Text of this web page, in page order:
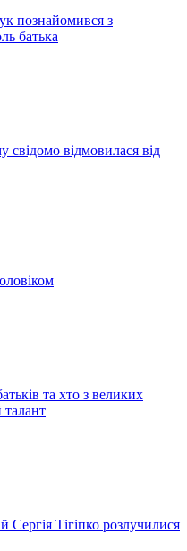
познайомився з
батька
свідомо відмовилася від
та хто з великих
талант
Тігіпко розлучилися